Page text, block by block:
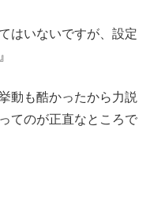
はいないですが、設定
動も酷かったから力説
てのが正直なところで